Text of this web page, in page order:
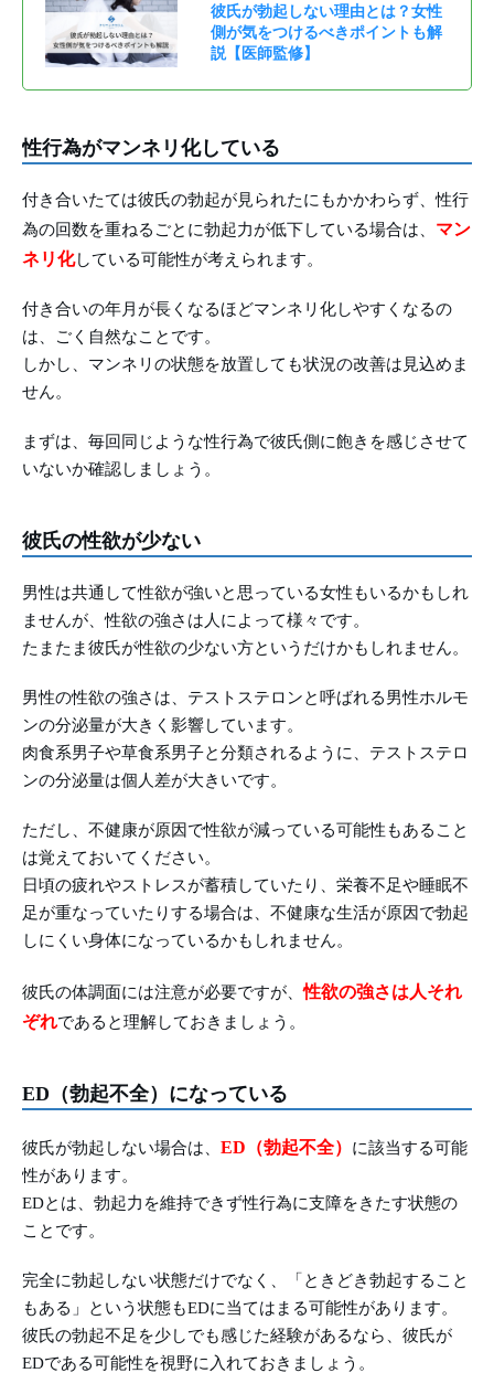
彼氏が勃起しない理由とは？女性
側が気をつけるべきポイントも解
説【医師監修】
性行為がマンネリ化している
付き合いたては彼氏の勃起が見られたにもかかわらず、性行
為の回数を重ねるごとに勃起力が低下している場合は、 マン
ネリ化している可能性が考えられます。
付き合いの年月が長くなるほどマンネリ化しやすくなるの
は、ごく自然なことです。
しかし、マンネリの状態を放置しても状況の改善は見込めま
せん。
まずは、毎回同じような性行為で彼氏側に飽きを感じさせて
いないか確認しましょう。
彼氏の性欲が少ない
男性は共通して性欲が強いと思っている女性もいるかもしれ
ませんが、性欲の強さは人によって様々です。
たまたま彼氏が性欲の少ない方というだけかもしれません。
男性の性欲の強さは、テストステロンと呼ばれる男性ホルモ
ンの分泌量が大きく影響しています。
肉食系男子や草食系男子と分類されるように、テストステロ
ンの分泌量は個人差が大きいです。
ただし、不健康が原因で性欲が減っている可能性もあること
は覚えておいてください。
日頃の疲れやストレスが蓄積していたり、栄養不足や睡眠不
足が重なっていたりする場合は、不健康な生活が原因で勃起
しにくい身体になっているかもしれません。
彼氏の体調面には注意が必要ですが、性欲の強さは人それ
ぞれであると理解しておきましょう。
ED（勃起不全）になっている
彼氏が勃起しない場合は、 ED（勃起不全） に該当する可能
性があります。
EDとは、勃起力を維持できず性行為に支障をきたす状態の
ことです。
完全に勃起しない状態だけでなく、「ときどき勃起すること
もある」という状態もEDに当てはまる可能性があります。
彼氏の勃起不足を少しでも感じた経験があるなら、彼氏が
EDである可能性を視野に入れておきましょう。